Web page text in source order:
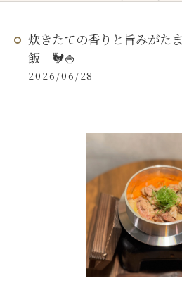
炊きたての香りと旨みがた
飯」🐓🍚
2026/06/28